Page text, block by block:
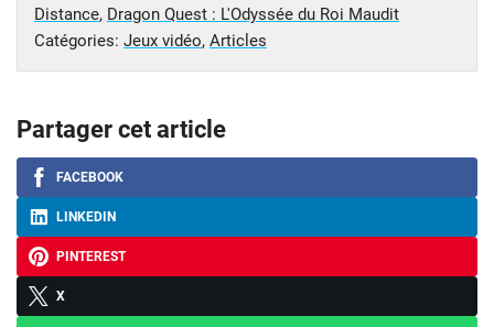
Distance, Dragon Quest : L'Odyssée du Roi Maudit
Catégories: Jeux vidéo, Articles
Partager cet article
FACEBOOK
LINKEDIN
PINTEREST
X